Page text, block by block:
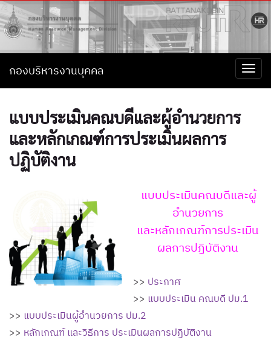
กองบริหารงานบุคคล
แบบประเมินคณบดีและผู้อำนวยการ
และหลักเกณฑ์การประเมินผลการ
ปฏิบัติงาน
แบบประเมินคณบดีและผู้
อำนวยการ
และหลักเกณฑ์การประเมิน
ผลการปฏิบัติงาน
>> ประกาศ
>> แบบประเมิน คณบดี ปม.1
>> แบบประเมินผู้อำนวยการ ปม.2
>> หลักเกณฑ์ และวิธีการ ประเมินผลการปฏิบัติงาน